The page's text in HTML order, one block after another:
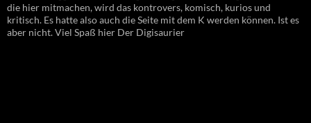
die hier mitmachen, wird das kontrovers, komisch, kurios und
kritisch. Es hatte also auch die Seite mit dem K werden können. Ist es
aber nicht. Viel Spaß hier Der Digisaurier